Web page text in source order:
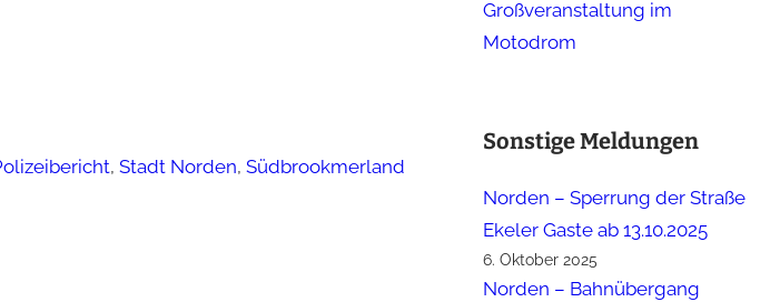
, Stadt Norden, Südbrookmerland
Großveranstaltung im
Motodrom
Sonstige Meldungen
Norden – Sperrung der Straße
Ekeler Gaste ab 13.10.2025
6. Oktober 2025
Norden – Bahnübergang